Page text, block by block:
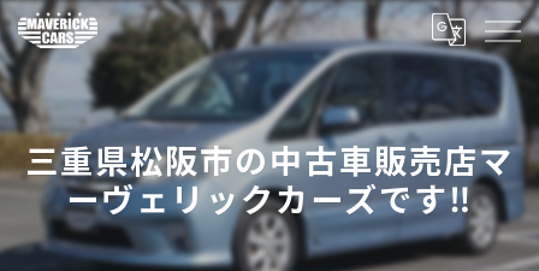
三重県松阪市の中古車販売店マ
ーヴェリックカーズです‼️